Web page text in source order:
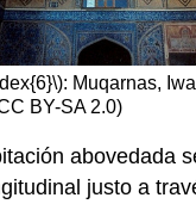
: Muqarnas,
BY-SA 2.0)
abovedada
justo a